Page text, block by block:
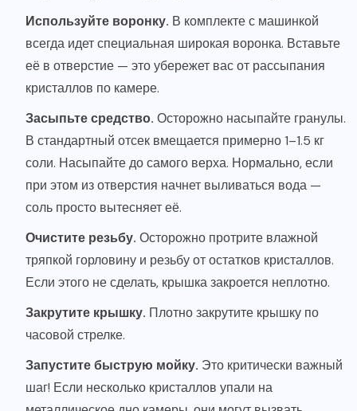
Используйте воронку. В комплекте с машинкой
всегда идет специальная широкая воронка. Вставьте
её в отверстие — это убережет вас от рассыпания
кристаллов по камере.
Засыпьте средство. Осторожно насыпайте гранулы.
В стандартный отсек вмещается примерно 1–1.5 кг
соли. Насыпайте до самого верха. Нормально, если
при этом из отверстия начнет выливаться вода —
соль просто вытесняет её.
Очистите резьбу. Осторожно протрите влажной
тряпкой горловину и резьбу от остатков кристаллов.
Если этого не сделать, крышка закроется неплотно.
Закрутите крышку. Плотно закрутите крышку по
часовой стрелке.
Запустите быструю мойку. Это критически важный
шаг! Если несколько кристаллов упали на